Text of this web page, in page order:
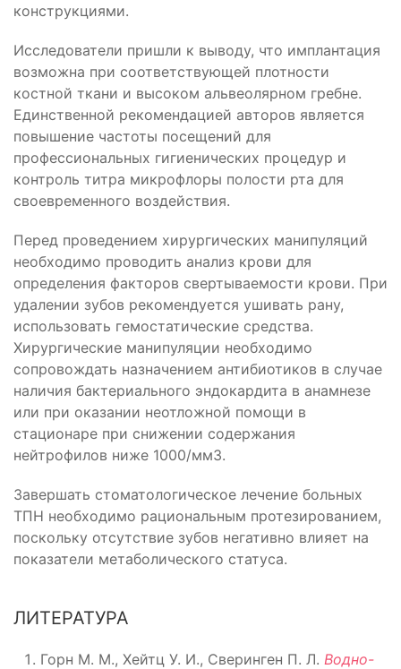
конструкциями.
Исследователи пришли к выводу, что имплантация
возможна при соответствующей плотности
костной ткани и высоком альвеолярном гребне.
Единственной рекомендацией авторов является
повышение частоты посещений для
профессиональных гигиенических процедур и
контроль титра микрофлоры полости рта для
своевременного воздействия.
Перед проведением хирургических манипуляций
необходимо проводить анализ крови для
определения факторов свертываемости крови. При
удалении зубов рекомендуется ушивать рану,
использовать гемостатические средства.
Хирургические манипуляции необходимо
сопровождать назначением антибиотиков в случае
наличия бактериального эндокардита в анамнезе
или при оказании неотложной помощи в
стационаре при снижении содержания
нейтрофилов ниже 1000/мм3.
Завершать стоматологическое лечение больных
ТПН необходимо рациональным протезированием,
поскольку отсутствие зубов негативно влияет на
показатели метаболического статуса.
ЛИТЕРАТУРА
Горн М. М., Хейтц У. И., Сверинген П. Л. Вод­но-